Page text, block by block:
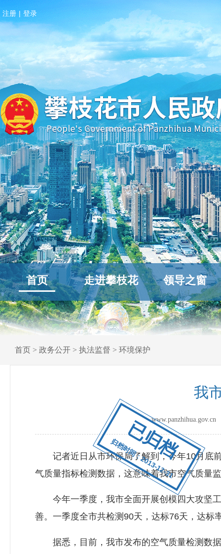
已归档
归档时间：2013-12-31
注册 | 登录
首页 走进攀枝花 领导之窗
首页 > 政务公开 > 执法监督 > 环境保护
我
记者近日从市环保局了解到，今年10月底前
气质量指标检测数据，这意味着我市空气质量
今年一季度，我市全面开展创模四大攻坚工
善。一季度全市共检测90天，达标76天，达标
据悉，目前，我市发布的空气质量检测数据